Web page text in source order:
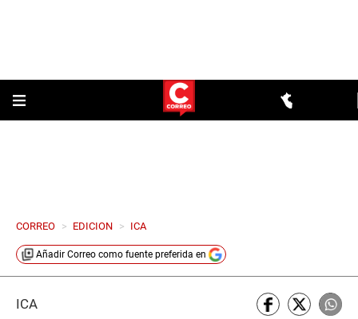
CORREO > EDICION > ICA
Añadir Correo como fuente preferida en
ICA